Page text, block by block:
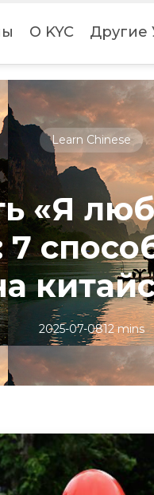
О KYC Другие
Learn Chinese
«Я
2025-07-0812 mins